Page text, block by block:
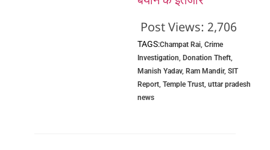
Post Views: 2,706
TAGS:Champat Rai, Crime
Investigation Donation Theft,
Manish Yadav, Ram Mandir, SIT
Report, Temple Trust, uttar pradesh
news